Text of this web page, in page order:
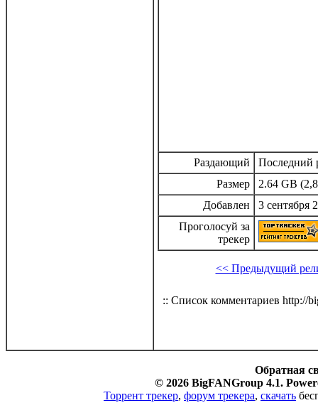
Раздающий
Последний
Размер
2.64 GB
Добавлен
3 сентября
Проголосуй за
трекер
<< Предыдущий
:: Список комментариев http://
Обратная
© 2026 BigFANGroup 4.1.
Торрент трекер, форум трекера, скачать